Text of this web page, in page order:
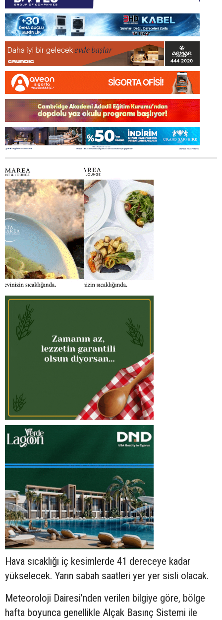
Hava sıcaklığı iç kesimlerde 41 dereceye kadar
yükselecek. Yarın sabah saatleri yer yer sisli olacak.
Meteoroloji Dairesi’nden verilen bilgiye göre, bölge
hafta boyunca genellikle Alçak Basınç Sistemi ile